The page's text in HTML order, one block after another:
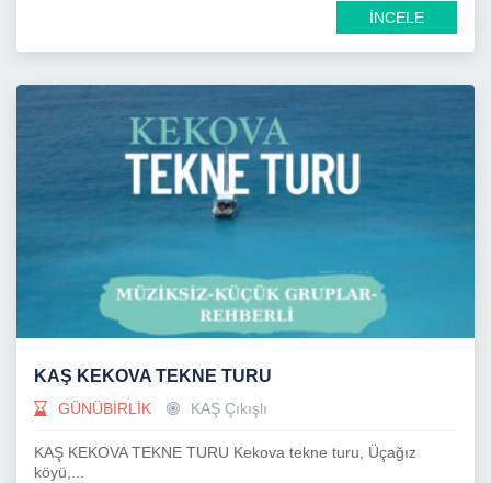
İNCELE
KAŞ KEKOVA TEKNE TURU
GÜNÜBİRLİK KAŞ Çıkışlı
KAŞ KEKOVA TEKNE TURU Kekova tekne turu, Üçağız
köyü,...